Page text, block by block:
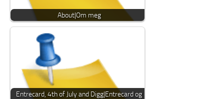
About|Om meg
Entrecard, 4th of July and Digg|Entrecard og